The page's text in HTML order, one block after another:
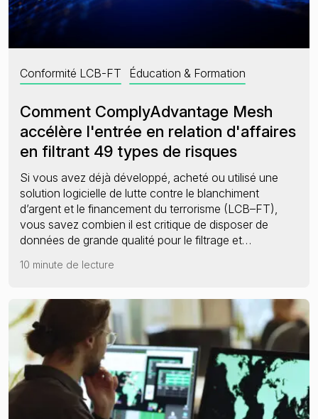
Le nouveau cadre de la LCB-FT de l’UE
Conformité LCB-FT Éducation & Formation
Comment ComplyAdvantage Mesh
accélère l'entrée en relation d'affaires
en filtrant 49 types de risques
Si vous avez déjà développé, acheté ou utilisé une
solution logicielle de lutte contre le blanchiment
d’argent et le financement du terrorisme (LCB–FT),
vous savez combien il est critique de disposer de
données de grande qualité pour le filtrage et…
10 minute de lecture